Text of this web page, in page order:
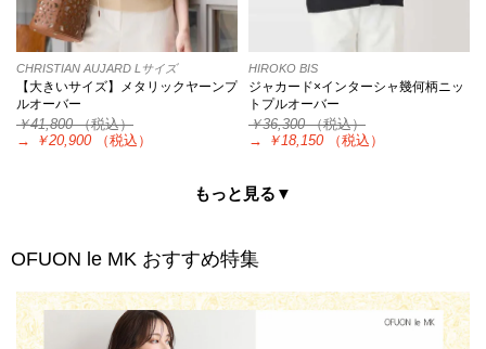
CHRISTIAN AUJARD Lサイズ
【大きいサイズ】メタリックヤーンプ
ルオーバー
￥41,800（税込）
→
￥20,900 （税込）
HIROKO BIS
ジャカード×インターシャ幾何柄ニッ
トプルオーバー
￥36,300（税込）
→
￥18,150 （税込）
もっと見る▼
OFUON le MK おすすめ特集